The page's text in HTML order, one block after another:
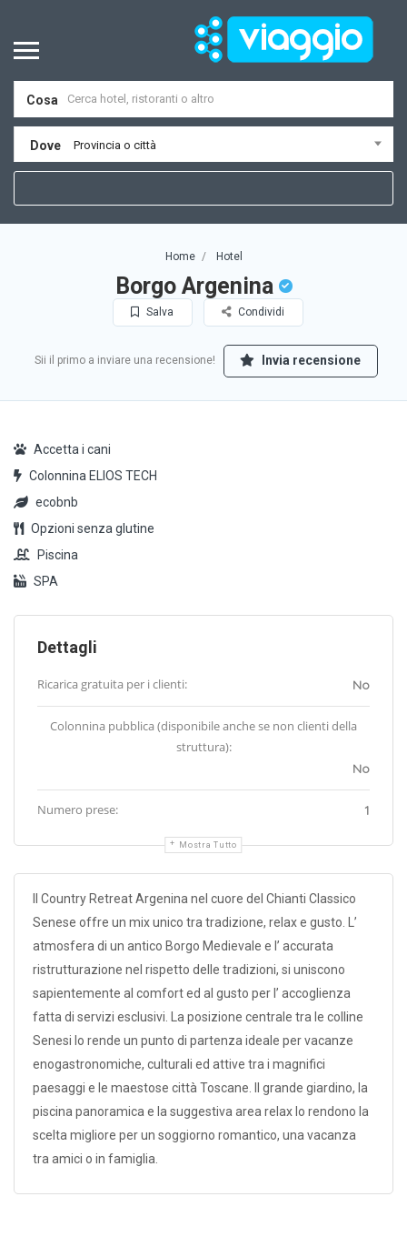
Cosa
Dove Provincia o città
Home Hotel
Borgo Argenina
Salva Condividi
Sii il primo a inviare una recensione! Invia recensione
Accetta i cani
Colonnina ELIOS TECH
ecobnb
Opzioni senza glutine
Piscina
SPA
Dettagli
Ricarica gratuita per i clienti: No
Colonnina pubblica (disponibile anche se non clienti della
struttura):
No
Numero prese: 1
Mostra Tutto
Il Country Retreat Argenina nel cuore del Chianti Classico
Senese offre un mix unico tra tradizione, relax e gusto. L’
atmosfera di un antico Borgo Medievale e l’ accurata
ristrutturazione nel rispetto delle tradizioni, si uniscono
sapientemente al comfort ed al gusto per l’ accoglienza
fatta di servizi esclusivi. La posizione centrale tra le colline
Senesi lo rende un punto di partenza ideale per vacanze
enogastronomiche, culturali ed attive tra i magnifici
paesaggi e le maestose città Toscane. Il grande giardino, la
piscina panoramica e la suggestiva area relax lo rendono la
scelta migliore per un soggiorno romantico, una vacanza
tra amici o in famiglia.